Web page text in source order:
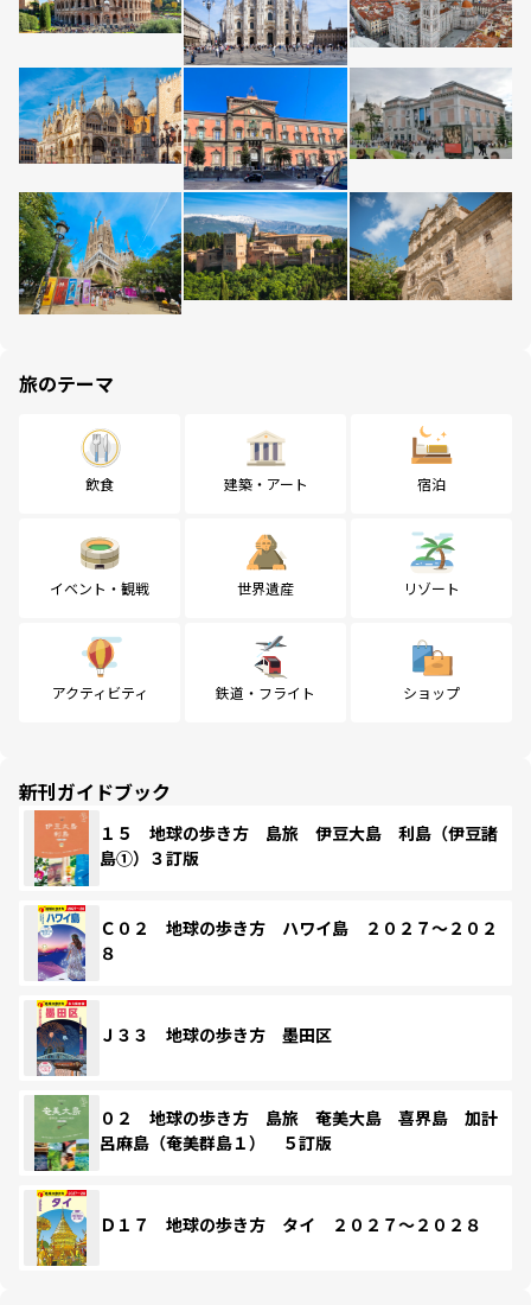
旅のテーマ
飲食 建築・アート 宿泊
イベント・観戦 世界遺産 リゾート
アクティビティ 鉄道・フライト ショップ
新刊ガイドブック
１５ 地球の歩き方 島旅 伊豆大島 利島（伊豆諸
島①）３訂版
Ｃ０２ 地球の歩き方 ハワイ島 ２０２７～２０２
８
Ｊ３３ 地球の歩き方 墨田区
０２ 地球の歩き方 島旅 奄美大島 喜界島 加計
呂麻島（奄美群島１） ５訂版
Ｄ１７ 地球の歩き方 タイ ２０２７～２０２８